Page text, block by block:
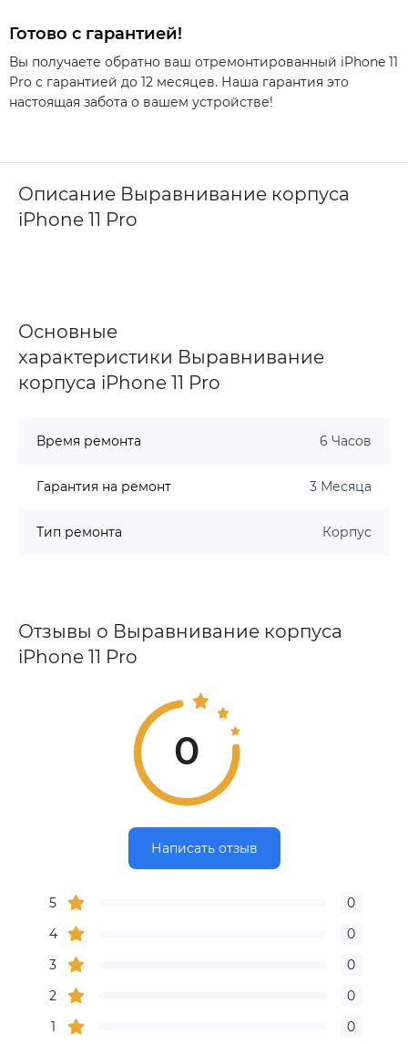
Готово с гарантией!
Вы получаете обратно ваш отремонтированный iPhone 11
Pro с гарантией до 12 месяцев. Наша гарантия это
настоящая забота о вашем устройстве!
Описание Выравнивание корпуса
iPhone 11 Pro
Основные
характеристики Выравнивание
корпуса iPhone 11 Pro
Время ремонта 6 Часов
Гарантия на ремонт 3 Месяца
Тип ремонта Корпус
Отзывы о Выравнивание корпуса
iPhone 11 Pro
0
Написать отзыв
5
0
4
0
3
0
2
0
1
0